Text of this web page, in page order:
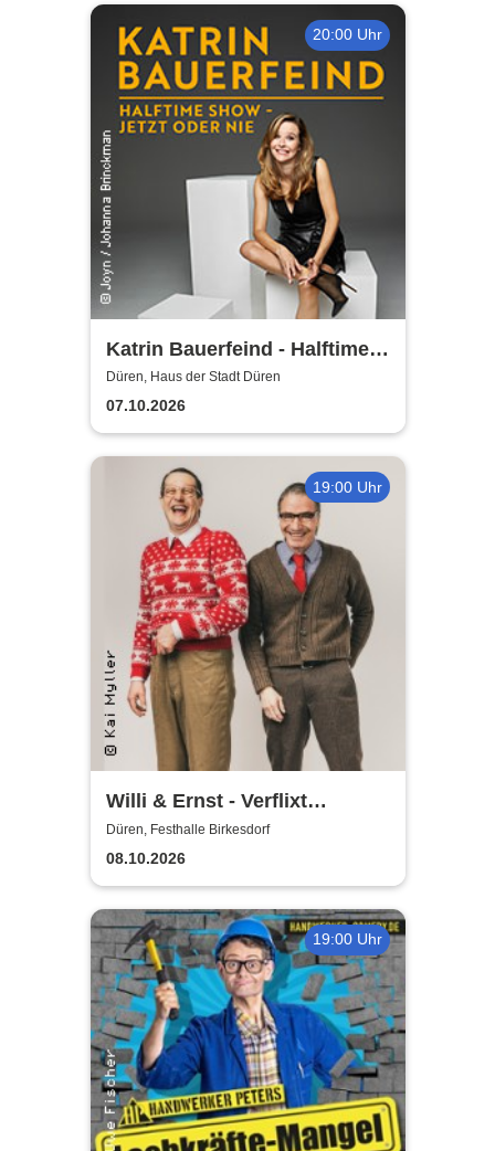
20:00 Uhr
Katrin Bauerfeind - Halftime
Show - Jetzt oder nie
Düren, Haus der Stadt Düren
07.10.2026
19:00 Uhr
Willi & Ernst - Verflixt
nochemol
Düren, Festhalle Birkesdorf
08.10.2026
19:00 Uhr